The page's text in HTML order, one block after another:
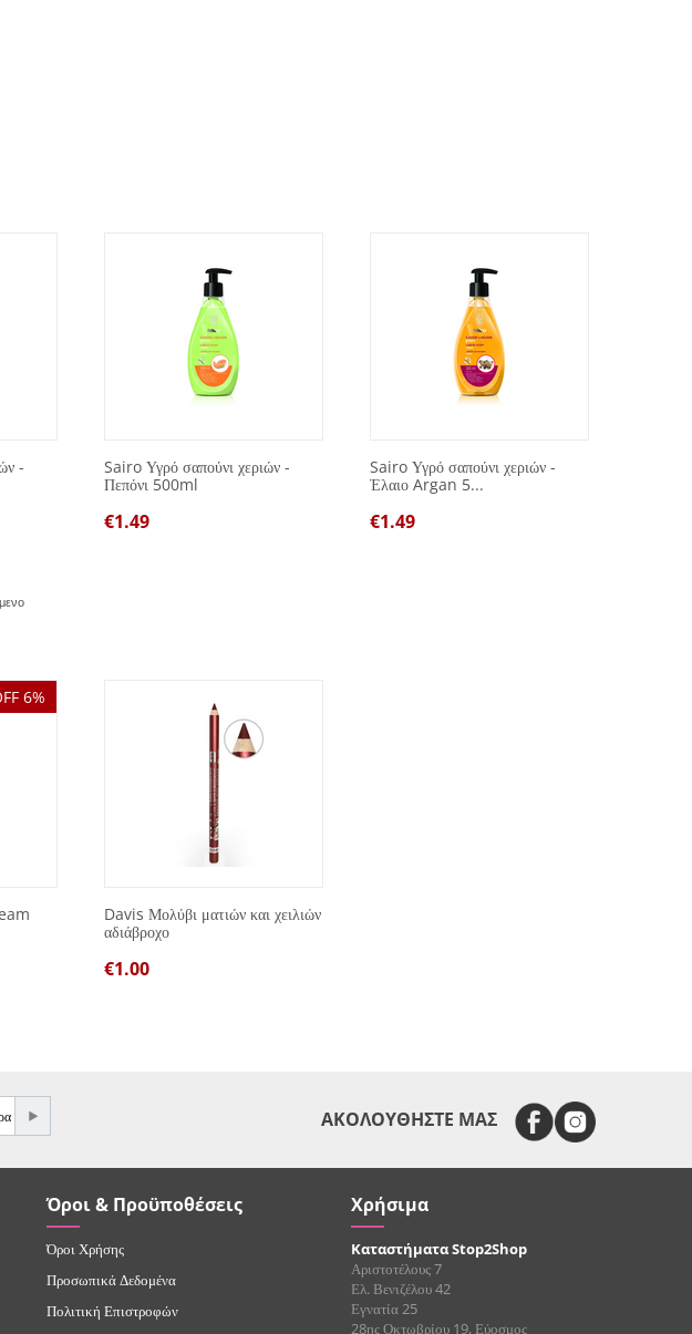
-
Sairo Υγρό σαπούνι χεριών -
Πεπόνι 500ml
€1.49
Sairo Υγρό σαπούνι χεριών -
Έλαιο Argan 5...
€1.49
6%
Davis Μολύβι ματιών και χειλιών
αδιάβροχο
€1.00
ΑΚΟΛΟΥΘΗΣΤΕ ΜΑΣ
Όροι & Προϋποθέσεις
Όροι Χρήσης
Προσωπικά Δεδομένα
Πολιτική Επιστροφών
Χρήσιμα
Καταστήματα Stop2Shop
Αριστοτέλους 7
Ελ. Βενιζέλου 42
Εγνατία 25
28ης Οκτωβρίου 19, Εύοσμος